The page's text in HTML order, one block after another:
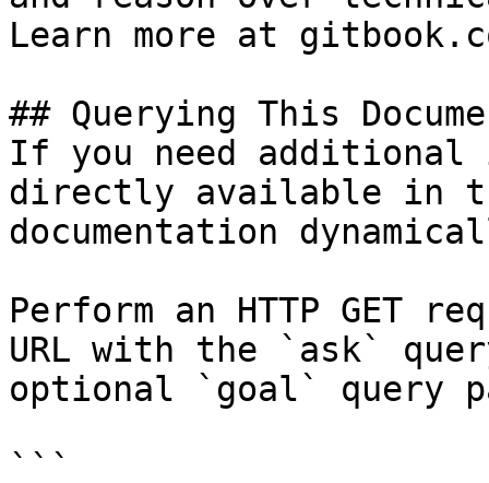
Learn more at
## Querying This
If you need
directly available in
documentation
Perform an HTTP GET
URL with the `ask`
optional `goal` query
```